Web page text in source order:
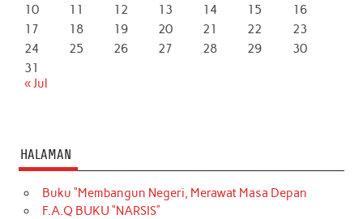
10 11 12 13 14 15
16
17
18 19 20 21 22
23
24
25 26 27 28 29
30
31
« Jul
HALAMAN
Buku “Membangun Negeri, Merawat Masa Depan
F.A.Q BUKU “NARSIS”